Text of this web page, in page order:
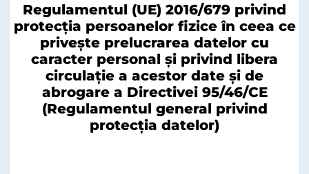
Regulamentul (UE) 2016/679 privind
protecţia persoanelor fizice în ceea ce
priveşte prelucrarea datelor cu
caracter personal şi privind libera
circulaţie a acestor date şi de
abrogare a Directivei 95/46/CE
(Regulamentul general privind
protecţia datelor)